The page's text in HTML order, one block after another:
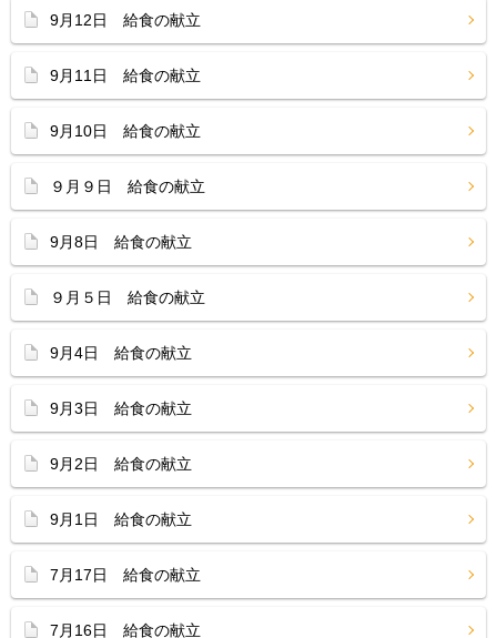
9月12日 給食の献立
9月11日 給食の献立
9月10日 給食の献立
９月９日 給食の献立
9月8日 給食の献立
９月５日 給食の献立
9月4日 給食の献立
9月3日 給食の献立
9月2日 給食の献立
9月1日 給食の献立
7月17日 給食の献立
7月16日 給食の献立